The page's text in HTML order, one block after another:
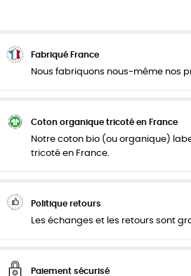
Fabriqué France
Nous fabriquons nous-même nos
Coton organique tricoté en France
Notre coton bio (ou organique)
tricoté en France.
Politique retours
Les échanges et les retours sont
Paiement sécurisé